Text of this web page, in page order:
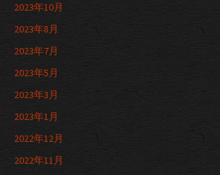
2023年10月
2023年8月
2023年7月
2023年5月
2023年3月
2023年1月
2022年12月
2022年11月